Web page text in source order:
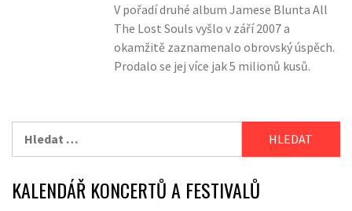
V pořadí druhé album Jamese Blunta All
The Lost Souls vyšlo v září 2007 a
okamžitě zaznamenalo obrovský úspěch.
Prodalo se jej více jak 5 milionů kusů.
KALENDÁŘ KONCERTŮ A FESTIVALŮ